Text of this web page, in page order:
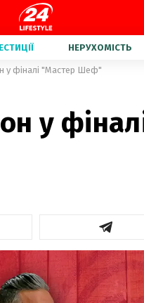
НЕРУХОМІСТЬ
у фіналі "Мастер Шеф"
у